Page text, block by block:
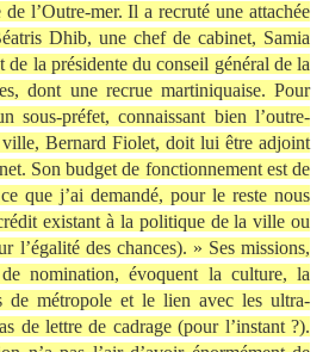
l’Outre-mer. Il a recruté une attachée
Dhib, une chef de cabinet, Samia
de la présidente du conseil général de la
dont une recrue martiniquaise. Pour
sous-préfet, connaissant bien l’outre-
Bernard Fiolet, doit lui être adjoint
Son budget de fonctionnement est de
que j’ai demandé, pour le reste nous
existant à la politique de la ville ou
l’égalité des chances). » Ses missions,
nomination, évoquent la culture, la
de métropole et le lien avec les ultra-
de lettre de cadrage (pour l’instant ?).